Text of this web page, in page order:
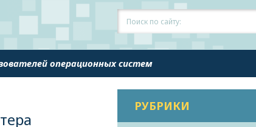
операционных систем
РУБРИКИ